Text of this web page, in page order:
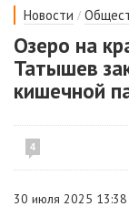
Новости /
Озеро на
Татышев
кишечной
4
30 июля 2025 13:38